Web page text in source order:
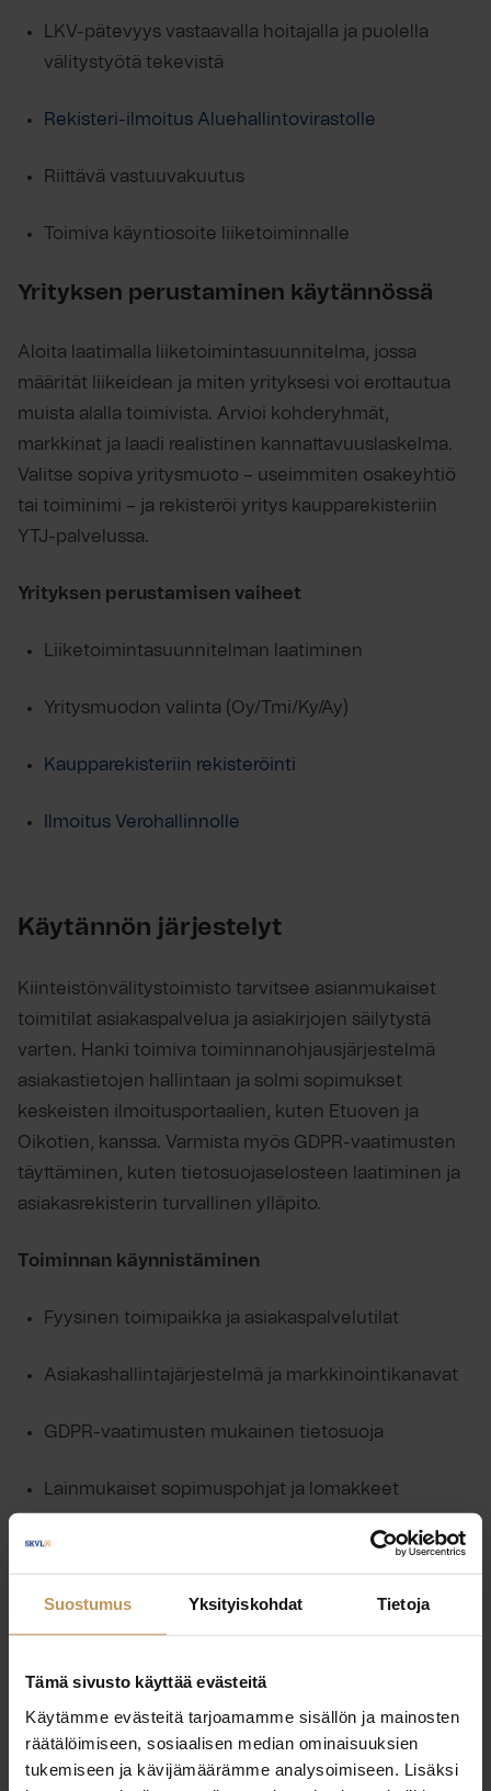
Suostumus Yksityiskohdat Tietoja
Tämä sivusto käyttää evästeitä
Käytämme evästeitä tarjoamamme sisällön ja mainosten
räätälöimiseen, sosiaalisen median ominaisuuksien
tukemiseen ja kävijämäärämme analysoimiseen. Lisäksi
LKV-pätevyys vastaavalla hoitajalla ja puolella
välitystyötä tekevistä
Rekisteri-ilmoitus Aluehallintovirastolle
Riittävä vastuuvakuutus
Toimiva käyntiosoite liiketoiminnalle
Yrityksen perustaminen käytännössä
Aloita laatimalla liiketoimintasuunnitelma, jossa
määrität liikeidean ja miten yrityksesi voi erottautua
muista alalla toimivista. Arvioi kohderyhmät,
markkinat ja laadi realistinen kannattavuuslaskelma.
Valitse sopiva yritysmuoto – useimmiten osakeyhtiö
tai toiminimi – ja rekisteröi yritys kaupparekisteriin
YTJ-palvelussa.
Yrityksen perustamisen vaiheet
Liiketoimintasuunnitelman laatiminen
Yritysmuodon valinta (Oy/Tmi/Ky/Ay)
Kaupparekisteriin rekisteröinti
Ilmoitus Verohallinnolle
Käytännön järjestelyt
Kiinteistönvälitystoimisto tarvitsee asianmukaiset
toimitilat asiakaspalvelua ja asiakirjojen säilytystä
varten. Hanki toimiva toiminnanohjausjärjestelmä
asiakastietojen hallintaan ja solmi sopimukset
keskeisten ilmoitusportaalien, kuten Etuoven ja
Oikotien, kanssa. Varmista myös GDPR-vaatimusten
täyttäminen, kuten tietosuojaselosteen laatiminen ja
asiakasrekisterin turvallinen ylläpito.
Toiminnan käynnistäminen
Fyysinen toimipaikka ja asiakaspalvelutilat
Asiakashallintajärjestelmä ja markkinointikanavat
GDPR-vaatimusten mukainen tietosuoja
Lainmukaiset sopimuspohjat ja lomakkeet
SKVL-jäsenyyden hyödyt
alan yrittäjien tukena vuodesta 1946. SKVL:n jäsenyys
takaa kiinteistönvälittäjille ajantasaisen tiedon ja
työvälineet sekä kuluttajille ammattitaitoisen ja
turvallisen palvelun. Jäsenenä saat maksutonta